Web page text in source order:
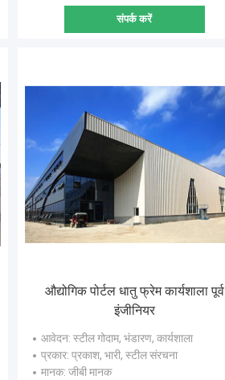
संपर्क करें
औद्योगिक पोर्टल धातु फ्रेम कार्यशाला पूर्व
इंजीनियर
आवेदन: स्टील गोदाम, भंडारण, कार्यशाला
प्रकार: प्रकाश, भारी, स्टील संरचना
मानक: जीबी मानक